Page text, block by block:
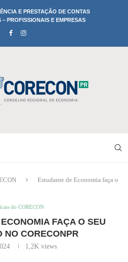
E PRESTAÇÃO DE CONTAS
– PROFISSIONAIS E EMPRESAS
Estudante de Economia faça o
do CORECON
FAÇA O SEU
NO CORECONPR
1,2Kviews